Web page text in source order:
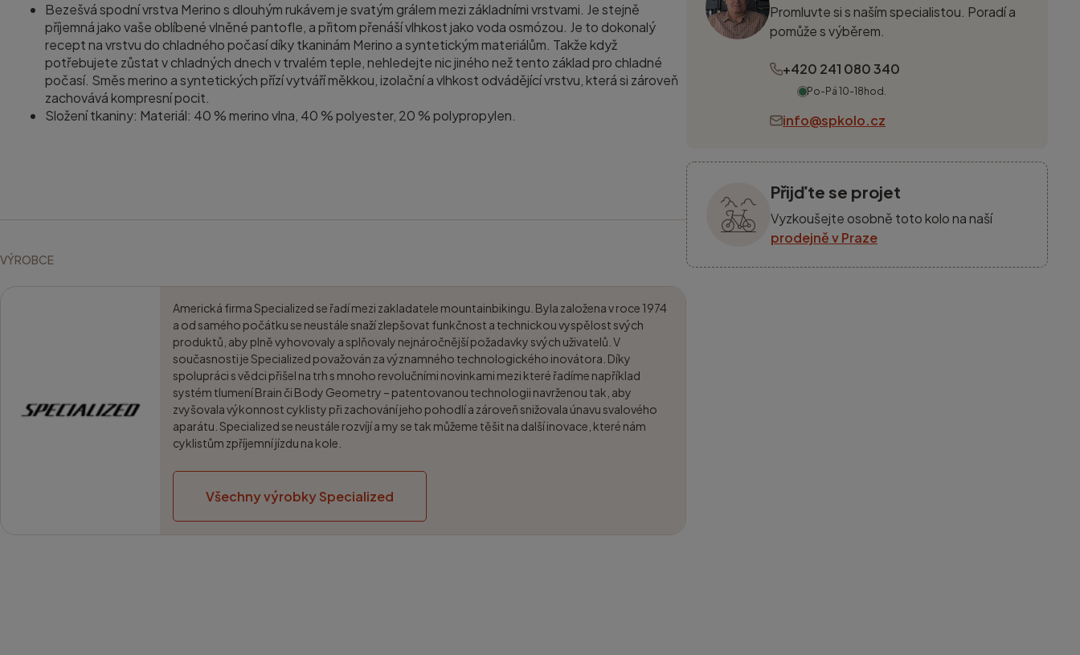
Bezešvá spodní vrstva Merino s dlouhým rukávem je svatým grálem mezi základními vrstvami. Je stejně
příjemná jako vaše oblíbené vlněné pantofle, a přitom přenáší vlhkost jako voda osmózou. Je to dokonalý
recept na vrstvu do chladného počasí díky tkaninám Merino a syntetickým materiálům. Takže když
potřebujete zůstat v chladných dnech v trvalém teple, nehledejte nic jiného než tento základ pro chladné
počasí. Směs merino a syntetických přízí vytváří měkkou, izolační a vlhkost odvádějící vrstvu, která si zároveň
zachovává kompresní pocit.
Složení tkaniny: Materiál: 40 % merino vlna, 40 % polyester, 20 % polypropylen.
VÝROBCE
Americká firma Specialized se řadí mezi zakladatele mountainbikingu. Byla založena v roce 1974
a od samého počátku se neustále snaží zlepšovat funkčnost a technickou vyspělost svých
produktů, aby plně vyhovovaly a splňovaly nejnáročnější požadavky svých uživatelů. V
současnosti je Specialized považován za významného technologického inovátora. Díky
spolupráci s vědci přišel na trh s mnoho revolučními novinkami mezi které řadíme například
systém tlumení Brain či Body Geometry – patentovanou technologii navrženou tak, aby
zvyšovala výkonnost cyklisty při zachování jeho pohodlí a zároveň snižovala únavu svalového
aparátu. Specialized se neustále rozvíjí a my se tak můžeme těšit na další inovace, které nám
cyklistům zpříjemní jízdu na kole.
Všechny výrobky Specialized
Promluvte si s naším specialistou. Poradí a
pomůže s výběrem.
+420 241 080 340
Po-Pá 10-18hod.
info@spkolo.cz
Přijďte se projet
Vyzkoušejte osobně toto kolo na naší
prodejně v Praze